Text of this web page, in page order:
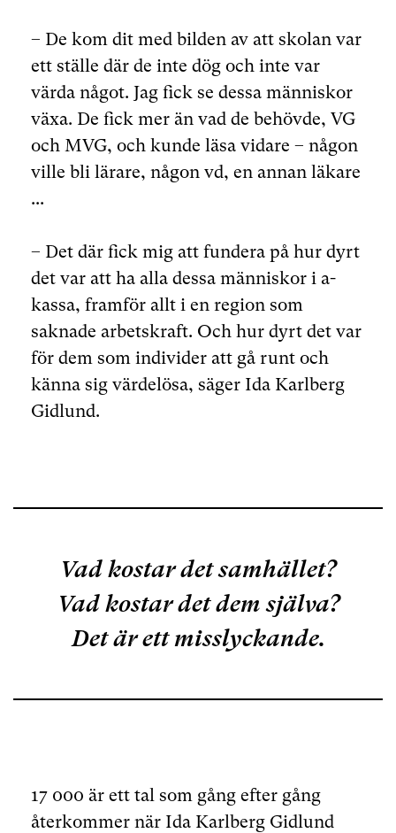
– De kom dit med bilden av att skolan var
ett ställe där de inte dög och inte var
värda något. Jag fick se dessa människor
växa. De fick mer än vad de behövde, VG
och MVG, och kunde läsa vidare – någon
ville bli lärare, någon vd, en annan läkare
...
– Det där fick mig att fundera på hur dyrt
det var att ha alla dessa människor i a-
kassa, framför allt i en region som
saknade arbetskraft. Och hur dyrt det var
för dem som individer att gå runt och
känna sig värdelösa, säger Ida Karlberg
Gidlund.
Vad kostar det samhället?
Vad kostar det dem själva?
Det är ett misslyckande.
17 000 är ett tal som gång efter gång
återkommer när Ida Karlberg Gidlund